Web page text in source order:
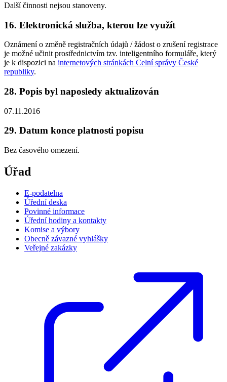
Další činnosti nejsou stanoveny.
16. Elektronická služba, kterou lze využít
Oznámení o změně registračních údajů / žádost o zrušení registrace
je možné učinit prostřednictvím tzv. inteligentního formuláře, který
je k dispozici na internetových stránkách Celní správy České
republiky.
28. Popis byl naposledy aktualizován
07.11.2016
29. Datum konce platnosti popisu
Bez časového omezení.
Úřad
E-podatelna
Úřední deska
Povinné informace
Úřední hodiny a kontakty
Komise a výbory
Obecně závazné vyhlášky
Veřejné zakázky